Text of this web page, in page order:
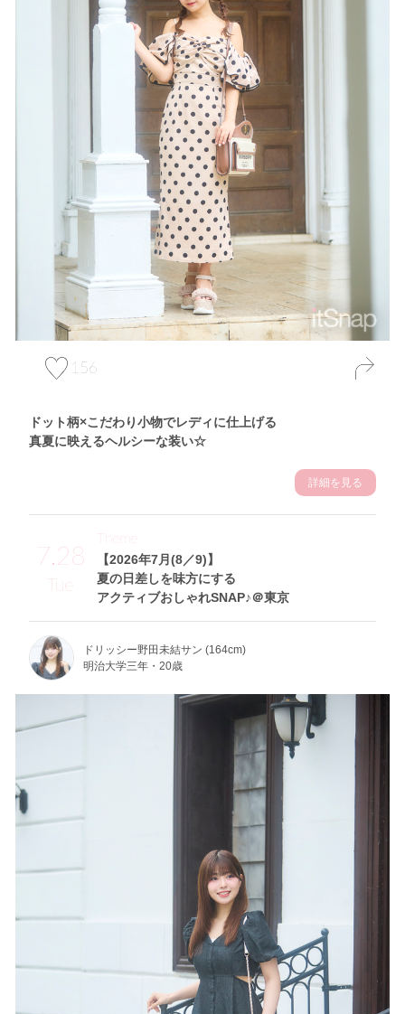
156
ドット柄×こだわり小物でレディに仕上げる
真夏に映えるヘルシーな装い☆
詳細を見る
7.28
Tue
【2026年7月(8／9)】
夏の日差しを味方にする
アクティブおしゃれSNAP♪＠東京
Theme
ドリッシー野田未結サン (164cm)
明治大学三年・20歳